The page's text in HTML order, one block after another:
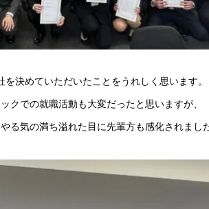
決めていただいたことをうれしく思います。
クでの就職活動も大変だったと思いますが、
る気の満ち溢れた目に先輩方も感化されまし